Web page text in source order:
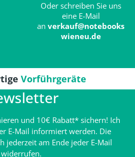
Oder schreiben Sie uns
eine E-Mail
an verkauf@notebooks
wieneu.de
Vorführgeräte
und 10€ Rabatt* sichern! Ich
E-Mail informiert werden. Die
jederzeit am Ende jeder E-Mail
widerrufen.